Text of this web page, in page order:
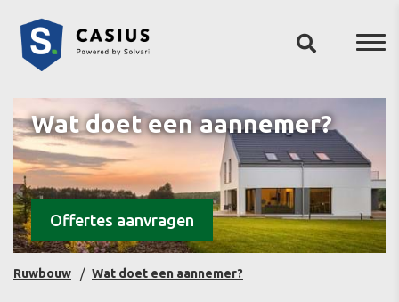
Wat doet een aannemer?
Offertes aanvragen
Ruwbouw Wat doet een aannemer?